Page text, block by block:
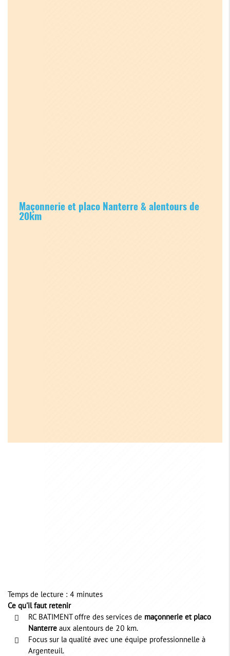
Maçonnerie et placo Nanterre & alentours de
20km
Temps de lecture : 4 minutes
Ce qu'il faut retenir
RC BATIMENT offre des services de maçonnerie et placo
Nanterre aux alentours de 20 km.
Focus sur la qualité avec une équipe professionnelle à
Argenteuil.